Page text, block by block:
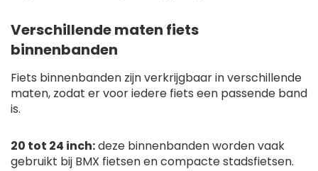
Verschillende maten fiets
binnenbanden
Fiets binnenbanden zijn verkrijgbaar in verschillende
maten, zodat er voor iedere fiets een passende band
is.
20 tot 24 inch:deze binnenbanden worden vaak
gebruikt bij BMX fietsen en compacte stadsfietsen.